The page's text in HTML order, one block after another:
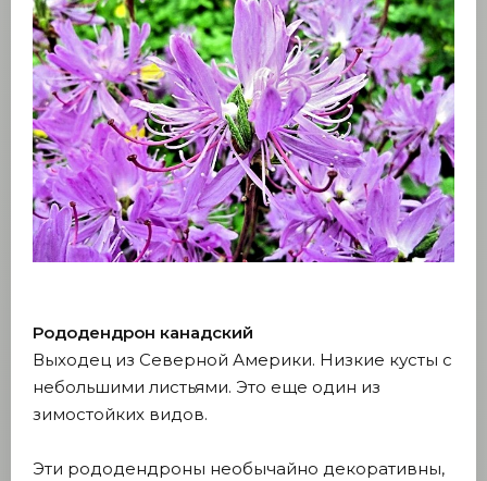
Рододендрон канадский
Выходец из Северной Америки. Низкие кусты с
небольшими листьями. Это еще один из
зимостойких видов.
Эти рододендроны необычайно декоративны,